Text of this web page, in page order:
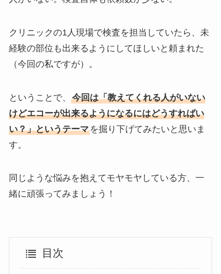
クリニックの1人現場で検査を担当していたら、未
経験の部位も出来るようにしてほしいと頼まれた
（今回の私ですが）。
ということで、 今回は「教えてくれる人がいない
けどエコーが出来るようになるにはどうすればい
い？」というテーマを掘り下げてみたいと思いま
す。
同じような悩みを抱えてモヤモヤしている方、一
緒に頑張ってみましょう！
目次